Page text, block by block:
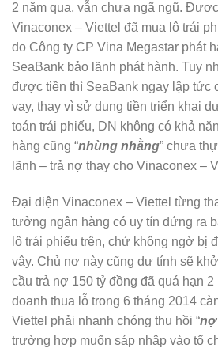
2 năm qua, vẫn chưa ngã ngũ.
Vinaconex – Viettel đã mua lô trái
do Công ty CP Vina Megastar phát
SeaBank bảo lãnh phát hành. Tuy
được tiền thì SeaBank ngay lập tức
vay, thay vì sử dụng tiền triển khai
toán trái phiếu, DN không có khả
hàng cũng “nhùng nhằng” chưa
lãnh – trả nợ thay cho Vinaconex –
Đại diện Vinaconex – Viettel từng
tưởng ngân hàng có uy tín đứng ra
lô trái phiếu trên, chứ không ngờ bị
vậy. Chủ nợ này cũng dự tính sẽ
cầu trả nợ 150 tỷ đồng đã quá hạn 2
doanh thua lỗ trong 6 tháng 2014
Viettel phải nhanh chóng thu hồi “nợ
trường hợp muốn sáp nhập vào tổ